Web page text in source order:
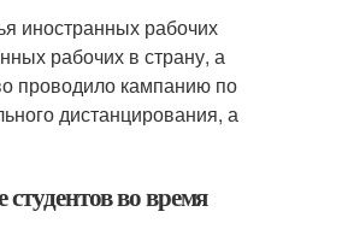
иностранных рабочих
рабочих в страну, а
проводило кампанию по
дистанцирования, а
во время